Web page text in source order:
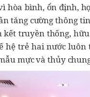
hòa bình, ổn định,
tăng cường thông
kết truyền thống,
hệ trẻ hai nước
mực và thủy